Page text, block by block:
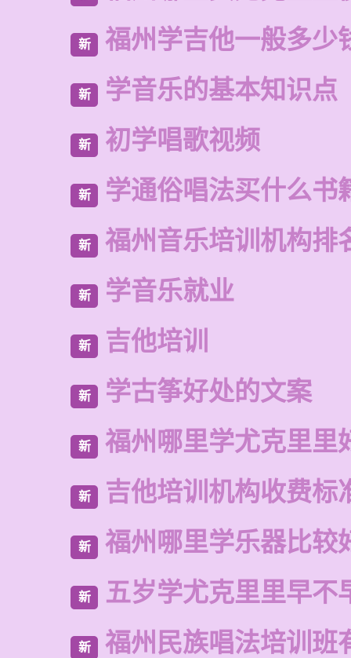
新 福州学吉他一般多少
新 学音乐的基本知识点
新 初学唱歌视频
新 学通俗唱法买什么书
新 福州音乐培训机构排
新 学音乐就业
新 吉他培训
新 学古筝好处的文案
新 福州哪里学尤克里里
新 吉他培训机构收费标
新 福州哪里学乐器比较
新 五岁学尤克里里早不
新 福州民族唱法培训班